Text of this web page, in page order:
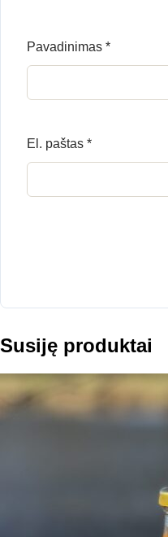
Pavadinimas *
El. paštas *
Susiję produktai